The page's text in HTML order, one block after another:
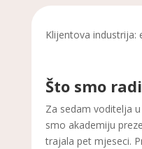
Klijentova industrija:
Što smo
Za sedam voditelja
smo akademiju
trajala pet mjeseci.